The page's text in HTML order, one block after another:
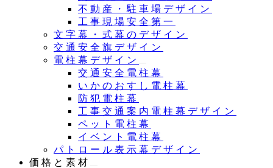
不動産・駐車場デザイン
工事現場安全第一
文字幕・式幕のデザイン
交通安全旗デザイン
電柱幕デザイン
交通安全電柱幕
いかのおすし電柱幕
防犯電柱幕
工事交通案内電柱幕デザイン
ペット電柱幕
イベント電柱幕
パトロール表示幕デザイン
価格と素材